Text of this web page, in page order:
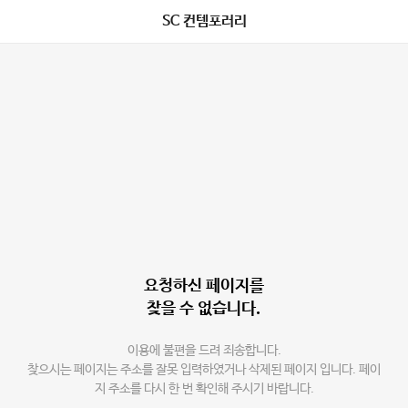
SC 컨템포러리
요청하신 페이지를
찾을 수 없습니다.
이용에 불편을 드려 죄송합니다.
찾으시는 페이지는 주소를 잘못 입력하였거나 삭제된 페이지 입니다. 페이
지 주소를 다시 한 번 확인해 주시기 바랍니다.